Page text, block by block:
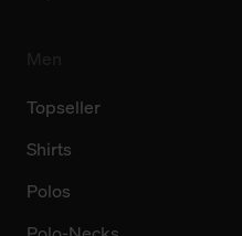
Topseller
Shirts
Polos